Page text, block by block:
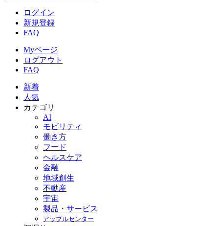
ログイン
新規登録
FAQ
Myページ
ログアウト
FAQ
新着
人気
カテゴリ
AI
モビリティ
働き方
フード
ヘルスケア
金融
地域創生
不動産
宇宙
製品・サービス
アップルセンター